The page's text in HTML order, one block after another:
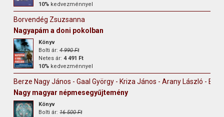
10% kedvezménnyel
Borvendég Zsuzsanna
Nagyapám a doni pokolban
Könyv
Bolti ár:4 990 Ft
Netes ár:4 491 Ft
10% kedvezménnyel
Berze Nagy János - Gaal György - Kriza János - Arany László -
Nagy magyar népmesegyűjtemény
Könyv
Bolti ár:16 500 Ft